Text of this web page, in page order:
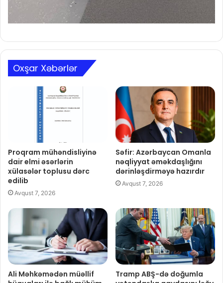
Oxşar Xəbərlər
Proqram mühəndisliyinə
dair elmi əsərlərin
xülasələr toplusu dərc
edilib
Avqust 7, 2026
Səfir: Azərbaycan Omanla
nəqliyyat əməkdaşlığını
dərinləşdirməyə hazırdır
Avqust 7, 2026
Ali Məhkəmədən müəllif
Tramp ABŞ-də doğumla